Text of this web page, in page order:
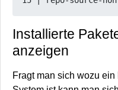
Installierte
anzeigen
Fragt man sich wozu